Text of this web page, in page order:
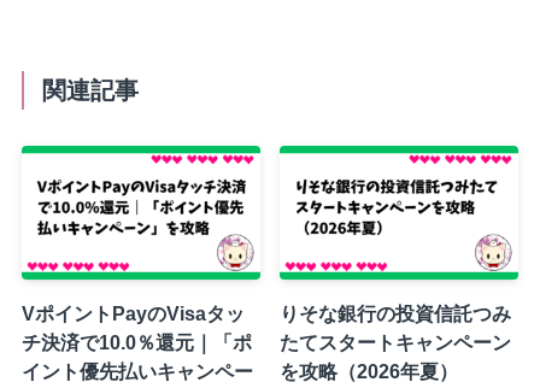
関連記事
VポイントPayのVisaタッ
チ決済で10.0％還元｜「ポ
イント優先払いキャンペー
りそな銀行の投資信託つみ
たてスタートキャンペーン
を攻略（2026年夏）